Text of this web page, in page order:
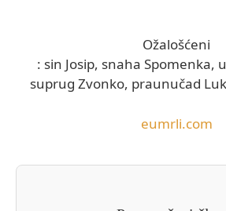
Ožalošćeni
: sin Josip, snaha Spomenka,
suprug Zvonko, praunučad
eumrli.com